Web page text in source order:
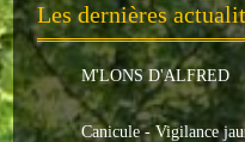
L'Echo de Nuaillé
Tarifs et locations
Galeries photos
Les dernières
M'LONS D'ALFRED
Canicule - Vigilance